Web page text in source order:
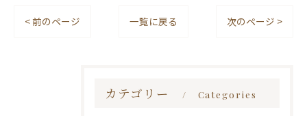
< 前のページ 一覧に戻る 次のページ >
カテゴリー Categories